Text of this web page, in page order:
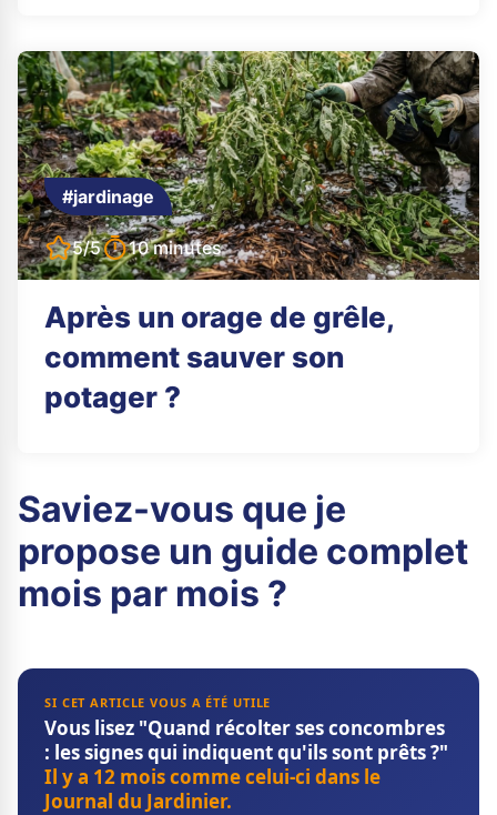
#jardinage
5/5 10 minutes
Après un orage de grêle,
comment sauver son
potager ?
Saviez-vous que je
propose un guide complet
mois par mois ?
SI CET ARTICLE VOUS A ÉTÉ UTILE
Vous lisez "Quand récolter ses concombres
: les signes qui indiquent qu'ils sont prêts ?"
Il y a 12 mois comme celui-ci dans le
Journal du Jardinier.